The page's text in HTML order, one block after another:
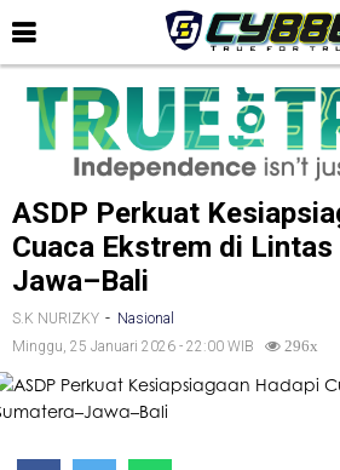
ASDP Perkuat
Cuaca Ekstrem di
Jawa–Bali
S.K NURIZKY - Nasional
Minggu, 25 Januari 2026 - 22:00 WIB
296x